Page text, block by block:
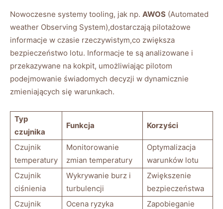
Nowoczesne systemy‍ tooling, jak‍ np. AWOS (Automated
‍weather Observing System),dostarczają pilotażowe
‌informacje w czasie rzeczywistym,co zwiększa
bezpieczeństwo lotu. ⁣Informacje te są analizowane ‍i
przekazywane na kokpit, umożliwiając pilotom
⁣podejmowanie świadomych decyzji w⁣ dynamicznie ​
zmieniających się warunkach.
Typ
czujnika
Funkcja Korzyści
Czujnik
⁢temperatury
Monitorowanie
zmian temperatury
Optymalizacja
warunków lotu
Czujnik
ciśnienia
Wykrywanie ⁣burz i
turbulencji
Zwiększenie
bezpieczeństwa
Czujnik
Ocena ryzyka
Zapobieganie‌